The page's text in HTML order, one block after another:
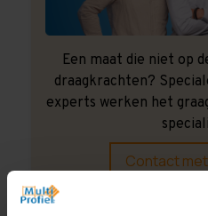
Een maat die niet op
draagkrachten?
experts werken het
Contact